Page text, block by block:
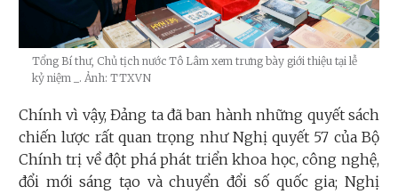
Tổng Bí thư, Chủ tịch nước Tô Lâm xem trưng bày giới thiệu tại lễ
kỷ niệm
_. Ảnh: TTXVN
Chính vì vậy, Đảng ta đã ban hành những quyết sách
chiến lược rất quan trọng như Nghị quyết 57 của Bộ
Chính trị về đột phá phát triển khoa học, công nghệ,
đổi mới sáng tạo và chuyển đổi số quốc gia; Nghị